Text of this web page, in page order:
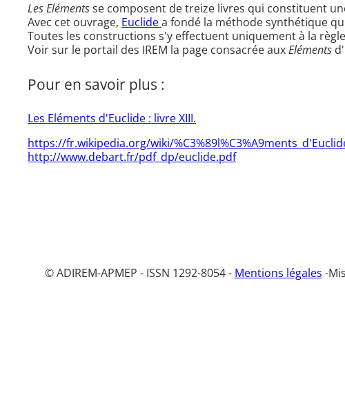
Les Elémentsse composent de treize livres qui constituent
Avec cet ouvrage, Euclidea fondé la méthode synthétique
Toutes les constructions s'y effectuent uniquement à la
Voir sur le portail des IREM la page consacrée auxEléments
Pour en savoir plus :
Les Eléments d'Euclide : livre XIII.
https://fr.wikipedia.org/wiki/
http://www.debart.fr/pdf_dp/euclide.pdf
© ADIREM-APMEP - ISSN 1292-8054 - Mentions légales -